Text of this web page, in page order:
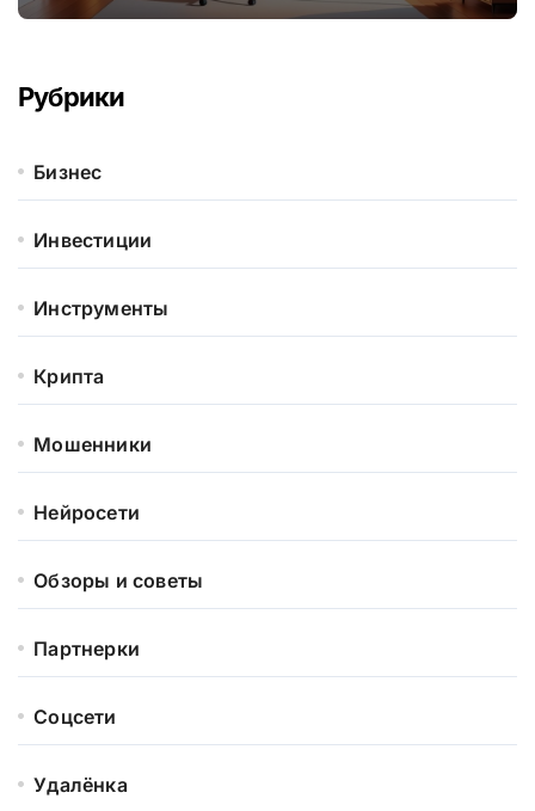
Рубрики
Бизнес
Инвестиции
Инструменты
Крипта
Мошенники
Нейросети
Обзоры и советы
Партнерки
Соцсети
Удалёнка